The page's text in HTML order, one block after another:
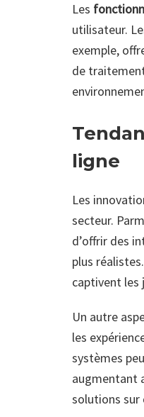
Les
utilisateur.
exemple,
de
ligne
Les
secteur.
d’offrir des
plus
captivent les
Un autre
les
systèmes
augmentant
solutions sur